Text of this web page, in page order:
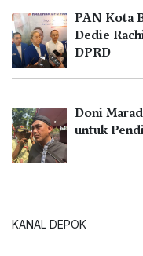
PAN Kota
Dedie
DPRD
Doni
untuk
KANAL DEPOK